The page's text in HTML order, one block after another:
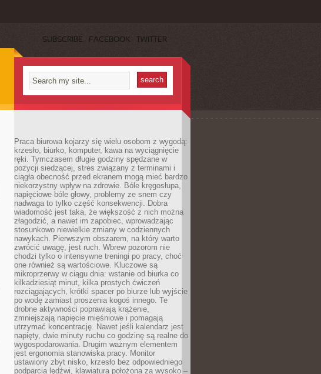
SUBSCRIBE FACEBOOK TWITTER
Praca biurowa kojarzy się wielu osobom z wygodą:
krzesło, biurko, komputer, kawa na wyciągnięcie
ręki. Tymczasem długie godziny spędzane w
pozycji siedzącej, stres związany z terminami i
ciągła obecność przed ekranem mogą mieć bardzo
niekorzystny wpływ na zdrowie. Bóle kręgosłupa,
napięciowe bóle głowy, problemy ze snem czy
nadwaga to tylko część konsekwencji. Dobra
wiadomość jest taka, że większość z nich można
złagodzić, a nawet im zapobiec, wprowadzając
stosunkowo niewielkie zmiany w codziennych
nawykach. Pierwszym obszarem, na który warto
zwrócić uwagę, jest ruch. Wbrew pozorom nie
chodzi tylko o intensywne treningi po pracy, choć
one również są wartościowe. Kluczowe są
mikroprzerwy w ciągu dnia: wstanie od biurka co
kilkadziesiąt minut, kilka prostych ćwiczeń
rozciągających, krótki spacer po biurze lub wyjście
po wodę zamiast proszenia kogoś innego. Te
drobne aktywności poprawiają krążenie,
zmniejszają napięcie mięśniowe i pomagają
utrzymać koncentrację. Nawet jeśli kalendarz jest
napięty, dwie minuty ruchu co godzinę są realne do
wygospodarowania. Drugim ważnym elementem
jest ergonomia stanowiska pracy. Monitor
ustawiony zbyt nisko, krzesło bez odpowiedniego
podparcia lędźwi, klawiatura położona za wysoko –